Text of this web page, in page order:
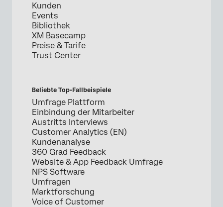
Kunden
Events
Bibliothek
XM Basecamp
Preise & Tarife
Trust Center
Beliebte Top-Fallbeispiele
Umfrage Plattform
Einbindung der Mitarbeiter
Austritts Interviews
Customer Analytics (EN)
Kundenanalyse
360 Grad Feedback
Website & App Feedback Umfrage
NPS Software
Umfragen
Marktforschung
Voice of Customer